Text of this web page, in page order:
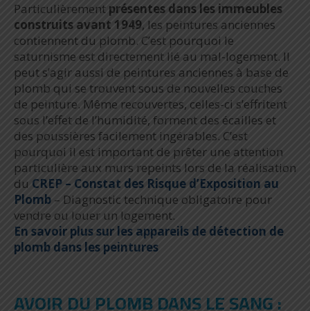
Particulièrement présentes dans les immeubles
construits avant 1949, les peintures anciennes
contiennent du plomb. C’est pourquoi le
saturnisme est directement lié au mal-logement. Il
peut s’agir aussi de peintures anciennes à base de
plomb qui se trouvent sous de nouvelles couches
de peinture. Même recouvertes, celles-ci s’effritent
sous l’effet de l’humidité, forment des écailles et
des poussières facilement ingérables. C’est
pourquoi il est important de prêter une attention
particulière aux murs repeints lors de la réalisation
du CREP – Constat des Risque d’Exposition au
Plomb – Diagnostic technique obligatoire pour
vendre ou louer un logement.
En savoir plus sur les appareils de détection de
plomb dans les peintures
AVOIR DU PLOMB DANS LE SANG :